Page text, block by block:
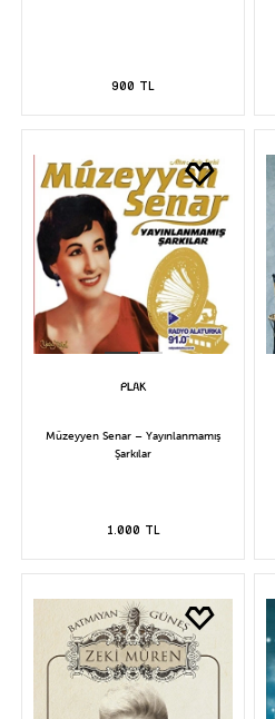
900 TL
Müzeyyen Senar – Yayınlanmamış
Şarkılar
1.000 TL